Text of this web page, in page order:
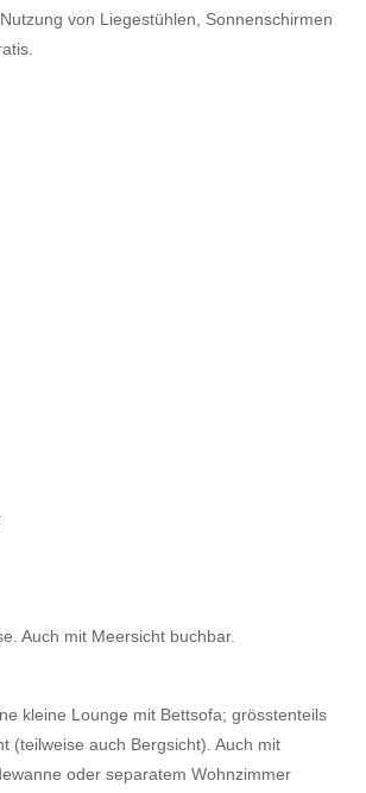
von Liegestühlen, Sonnenschirmen
Auch mit Meersicht buchbar.
kleine Lounge mit Bettsofa; grösstenteils
(teilweise auch Bergsicht). Auch mit
oder separatem Wohnzimmer